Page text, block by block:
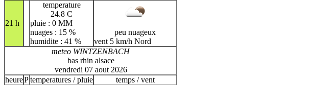
21 h
temperature
24.8 C
pluie : 0 MM
nuages : 15 %
humidite : 41 %
peu nuageux
vent 5 km/h Nord
meteo WINTZENBACH
bas rhin alsace
vendredi 07 aout 2026
heurePtemperatures / pluie temps / vent